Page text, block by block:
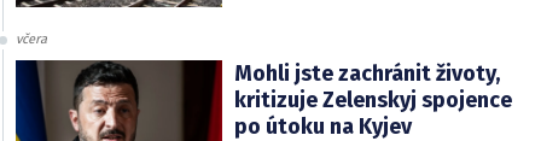
včera
Mohli jste zachránit životy,
kritizuje Zelenskyj spojence
po útoku na Kyjev